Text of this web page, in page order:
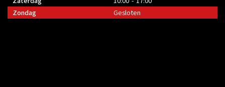
Zondag
Gesloten